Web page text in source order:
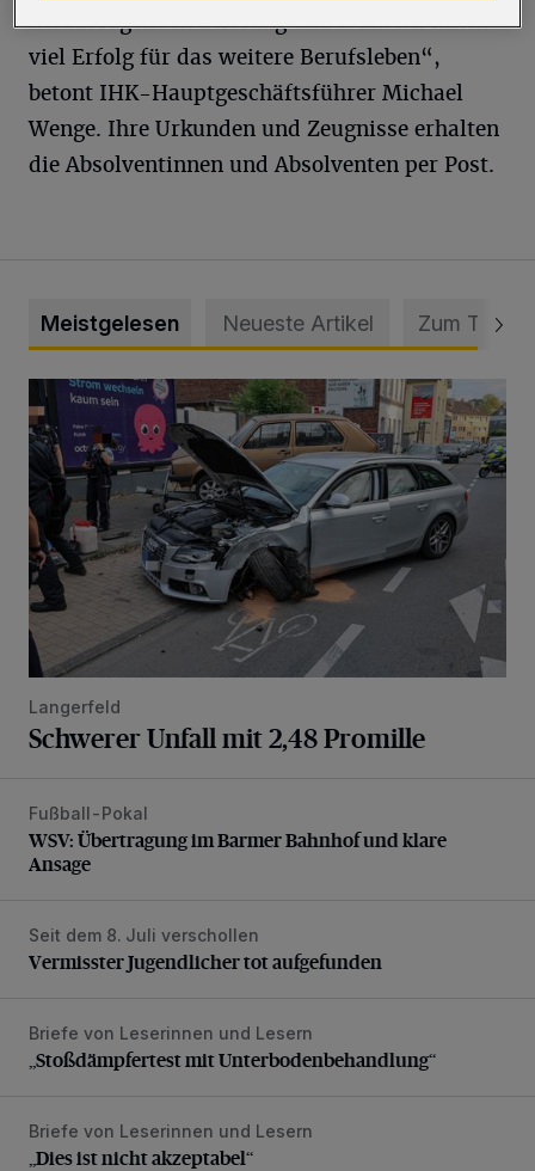
herausragenden Leistung und wünscht ihnen
viel Erfolg für das weitere Berufsleben“,
betont IHK-Hauptgeschäftsführer Michael
Wenge. Ihre Urkunden und Zeugnisse erhalten
die Absolventinnen und Absolventen per Post.
Meistgelesen Neueste Artikel Zum Thema
Schwerer Unfall mit 2,48 Promille
Langerfeld
Schwerer Unfall mit 2,48 Promille
WSV: Übertragung im Barmer Bahnhof und klare Ansage
Fußball-Pokal
WSV: Übertragung im Barmer Bahnhof und klare
Ansage
Vermisster Jugendlicher tot aufgefunden
Seit dem 8. Juli verschollen
Vermisster Jugendlicher tot aufgefunden
„Stoßdämpfertest mit Unterbodenbehandlung“
Briefe von Leserinnen und Lesern
„Stoßdämpfertest mit Unterbodenbehandlung“
„Dies ist nicht akzeptabel“
Briefe von Leserinnen und Lesern
„Dies ist nicht akzeptabel“